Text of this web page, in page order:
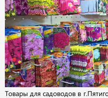
Товары для садоводов в